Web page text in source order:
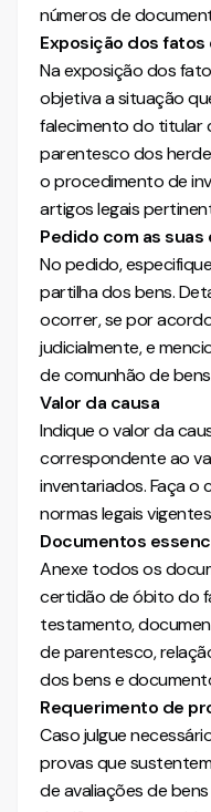
números de
Exposição dos
Na exposição dos
objetiva a situação
falecimento do titular
parentesco dos
o procedimento de
artigos legais
Pedido com as
No pedido,
partilha dos bens.
ocorrer, se por
judicialmente, e
de comunhão de
Valor da causa
Indique o valor da
correspondente ao
inventariados. Faça o
normas legais
Documentos
Anexe todos os
certidão de óbito do
testamento,
de parentesco,
dos bens e
Requerimento de
Caso julgue
provas que
de avaliações de